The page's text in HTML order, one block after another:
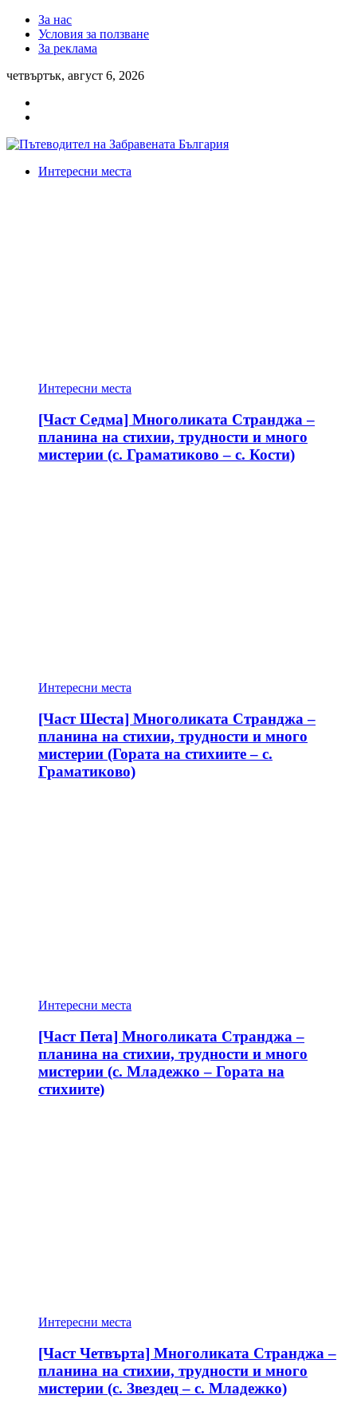
За нас
Условия за ползване
За реклама
четвъртък, август 6, 2026
Интересни места
Интересни места
[Част Седма] Многоликата Странджа –
планина на стихии, трудности и много
мистерии (с. Граматиково – с. Кости)
Интересни места
[Част Шеста] Многоликата Странджа –
планина на стихии, трудности и много
мистерии (Гората на стихиите – с.
Граматиково)
Интересни места
[Част Пета] Многоликата Странджа –
планина на стихии, трудности и много
мистерии (с. Младежко – Гората на
стихиите)
Интересни места
[Част Четвърта] Многоликата Странджа –
планина на стихии, трудности и много
мистерии (с. Звездец – с. Младежко)